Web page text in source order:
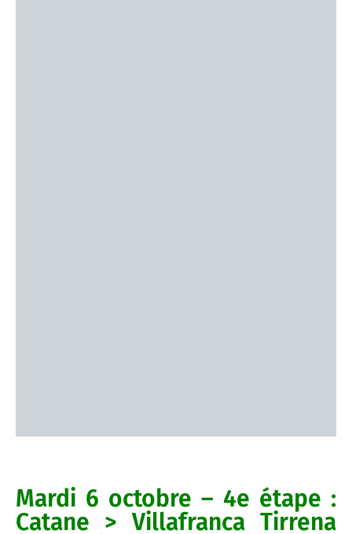
Mardi 6 octobre – 4e étape :
Catane > Villafranca Tirrena